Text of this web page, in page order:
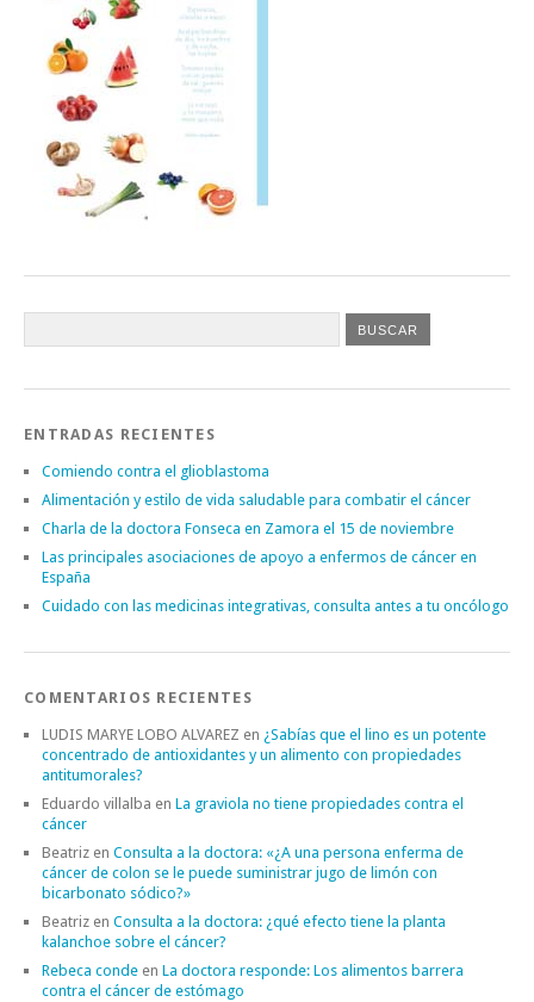
ENTRADAS RECIENTES
Comiendo contra el glioblastoma
Alimentación y estilo de vida saludable para combatir el cáncer
Charla de la doctora Fonseca en Zamora el 15 de noviembre
Las principales asociaciones de apoyo a enfermos de cáncer en
España
Cuidado con las medicinas integrativas, consulta antes a tu oncólogo
COMENTARIOS RECIENTES
LUDIS MARYE LOBO ALVAREZ en ¿Sabías que el lino es un potente
concentrado de antioxidantes y un alimento con propiedades
antitumorales?
Eduardo villalba en La graviola no tiene propiedades contra el
cáncer
Beatriz en Consulta a la doctora: «¿A una persona enferma de
cáncer de colon se le puede suministrar jugo de limón con
bicarbonato sódico?»
Beatriz en Consulta a la doctora: ¿qué efecto tiene la planta
kalanchoe sobre el cáncer?
Rebeca conde en La doctora responde: Los alimentos barrera
contra el cáncer de estómago